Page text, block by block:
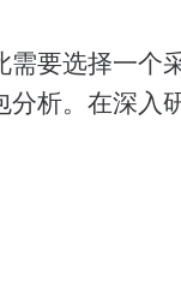
要选择一个
析。在深入